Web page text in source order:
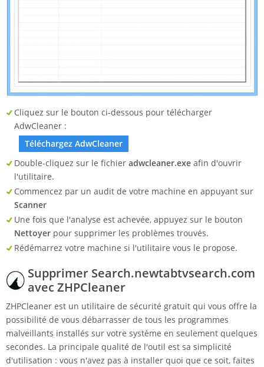
Cliquez sur le bouton ci-dessous pour télécharger
AdwCleaner :
Téléchargez AdwCleaner
Double-cliquez sur le fichier adwcleaner.exe afin d'ouvrir
l'utilitaire.
Commencez par un audit de votre machine en appuyant sur
Scanner
Une fois que l'analyse est achevée, appuyez sur le bouton
Nettoyer pour supprimer les problèmes trouvés.
Rédémarrez votre machine si l'utilitaire vous le propose.
Supprimer Search.newtabtvsearch.com
avec ZHPCleaner
ZHPCleaner est un utilitaire de sécurité gratuit qui vous offre la
possibilité de vous débarrasser de tous les programmes
malveillants installés sur votre système en seulement quelques
secondes. La principale qualité de l'outil est sa simplicité
d'utilisation : vous n'avez pas à installer quoi que ce soit, faites